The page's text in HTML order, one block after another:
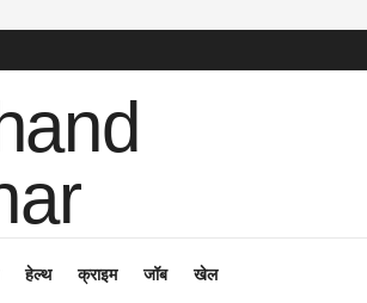
हेल्थ क्राइम जॉब खेल